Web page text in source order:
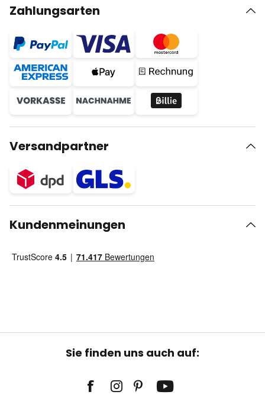
Zahlungsarten
Versandpartner
Kundenmeinungen
Sie finden uns auch auf: